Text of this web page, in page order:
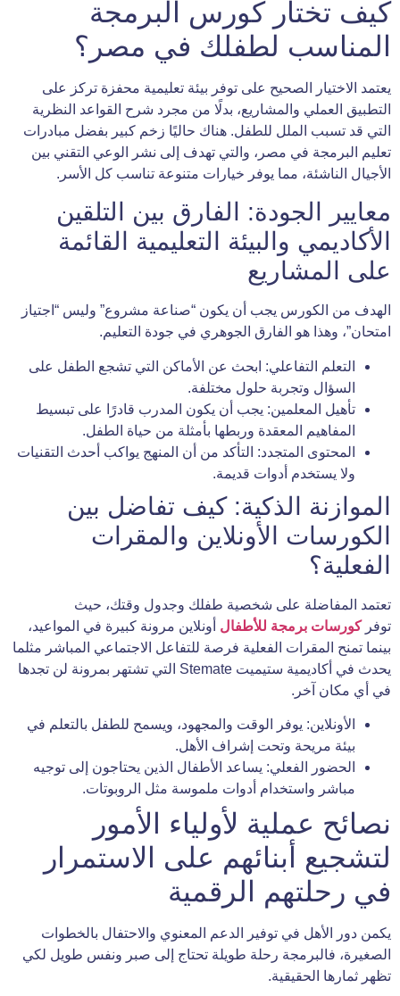
كيف تختار كورس البرمجة
المناسب لطفلك في مصر؟
يعتمد الاختيار الصحيح على توفر بيئة تعليمية محفزة تركز على
التطبيق العملي والمشاريع، بدلًا من مجرد شرح القواعد النظرية
التي قد تسبب الملل للطفل. هناك حاليًا زخم كبير بفضل مبادرات
تعليم البرمجة في مصر، والتي تهدف إلى نشر الوعي التقني بين
الأجيال الناشئة، مما يوفر خيارات متنوعة تناسب كل الأسر.
معايير الجودة: الفارق بين التلقين
الأكاديمي والبيئة التعليمية القائمة
على المشاريع
الهدف من الكورس يجب أن يكون “صناعة مشروع” وليس “اجتياز
امتحان”، وهذا هو الفارق الجوهري في جودة التعليم.
التعلم التفاعلي: ابحث عن الأماكن التي تشجع الطفل على
السؤال وتجربة حلول مختلفة.
تأهيل المعلمين: يجب أن يكون المدرب قادرًا على تبسيط
المفاهيم المعقدة وربطها بأمثلة من حياة الطفل.
المحتوى المتجدد: التأكد من أن المنهج يواكب أحدث التقنيات
ولا يستخدم أدوات قديمة.
الموازنة الذكية: كيف تفاضل بين
الكورسات الأونلاين والمقرات
الفعلية؟
تعتمد المفاضلة على شخصية طفلك وجدول وقتك، حيث
توفركورسات برمجة للأطفال أونلاين مرونة كبيرة في المواعيد،
بينما تمنح المقرات الفعلية فرصة للتفاعل الاجتماعي المباشر مثلما
يحدث في أكاديمية ستيميت Stemate التي تشتهر بمرونة لن تجدها
في أي مكان آخر.
الأونلاين: يوفر الوقت والمجهود، ويسمح للطفل بالتعلم في
بيئة مريحة وتحت إشراف الأهل.
الحضور الفعلي: يساعد الأطفال الذين يحتاجون إلى توجيه
مباشر واستخدام أدوات ملموسة مثل الروبوتات.
نصائح عملية لأولياء الأمور
لتشجيع أبنائهم على الاستمرار
في رحلتهم الرقمية
يكمن دور الأهل في توفير الدعم المعنوي والاحتفال بالخطوات
الصغيرة، فالبرمجة رحلة طويلة تحتاج إلى صبر ونفس طويل لكي
تظهر ثمارها الحقيقية.